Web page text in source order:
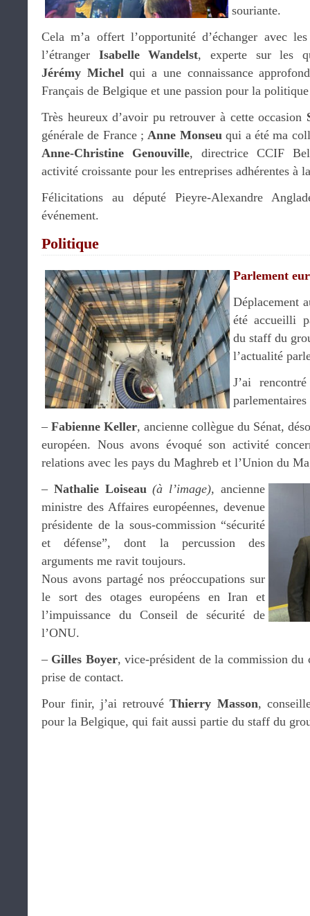
souriante.
Cela m’a offert l’opportunité d’échanger avec
l’étranger Isabelle Wandelst, experte sur les
Jérémy Michelqui a une connaissance
Français de Belgique et une passion pour la
Très heureux d’avoir pu retrouver à cette occasion
générale de France ;Anne Monseuqui a été ma
Anne-Christine Genouville, directrice CCIF
activité croissante pour les entreprises adhérentes à
Félicitations au député Pieyre-Alexandre
événement.
Politique
Parlement
Déplacement
été accueilli
du staff du
l’actualité
J’ai
– Fabienne Keller, ancienne collègue du Sénat,
européen. Nous avons évoqué son activité
relations avec les pays du Maghreb et l’Union du
– Nathalie Loiseau(à l’image), ancienne
ministre des Affaires européennes, devenue
présidente de la sous-commission “sécurité
et défense”, dont la percussion des
arguments me ravit toujours.
Nous avons partagé nos préoccupations sur
le sort des otages européens en Iran et
l’impuissance du Conseil de sécurité de
l’ONU.
– Gilles Boyer, vice-président de la commission du
prise de contact.
Pour finir, j’ai retrouvéThierry Masson,
pour la Belgique, qui fait aussi partie du staff du